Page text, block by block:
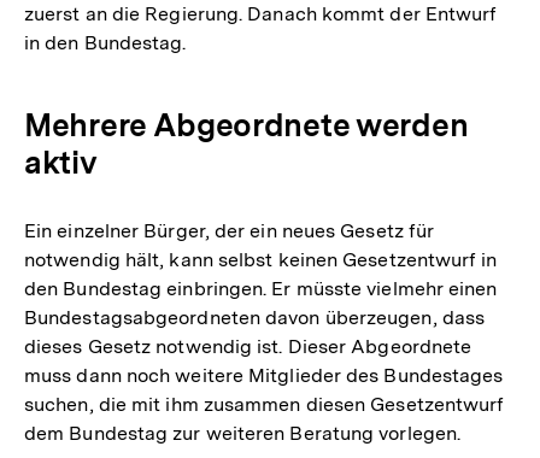
zuerst an die Regierung. Danach kommt der Entwurf
in den Bundestag.
Mehrere Abgeordnete werden
aktiv
Ein einzelner Bürger, der ein neues Gesetz für
notwendig hält, kann selbst keinen Gesetzentwurf in
den Bundestag einbringen. Er müsste vielmehr einen
Bundestagsabgeordneten davon überzeugen, dass
dieses Gesetz notwendig ist. Dieser Abgeordnete
muss dann noch weitere Mitglieder des Bundestages
suchen, die mit ihm zusammen diesen Gesetzentwurf
dem Bundestag zur weiteren Beratung vorlegen.